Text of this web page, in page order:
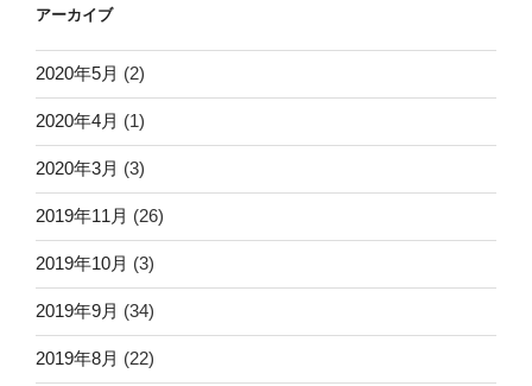
アーカイブ
2020年5月 (2)
2020年4月 (1)
2020年3月 (3)
2019年11月 (26)
2019年10月 (3)
2019年9月 (34)
2019年8月 (22)